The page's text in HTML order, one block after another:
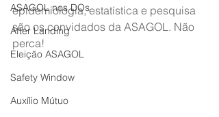
ASAGOL nos DOs
After Landing
Eleição ASAGOL
Safety Window
Auxílio Mútuo
epidemiologia, estatística e pesquisa
são os convidados da ASAGOL. Não
perca!